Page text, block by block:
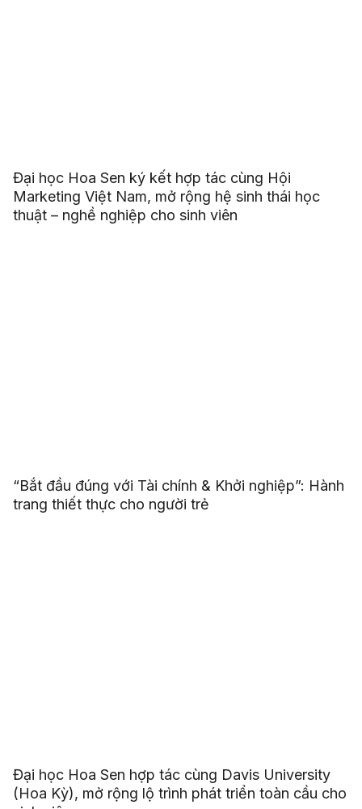
Đại học Hoa Sen ký kết hợp tác cùng Hội
Marketing Việt Nam, mở rộng hệ sinh thái học
thuật – nghề nghiệp cho sinh viên
“Bắt đầu đúng với Tài chính & Khởi nghiệp”: Hành
trang thiết thực cho người trẻ
Đại học Hoa Sen hợp tác cùng Davis University
(Hoa Kỳ), mở rộng lộ trình phát triển toàn cầu cho